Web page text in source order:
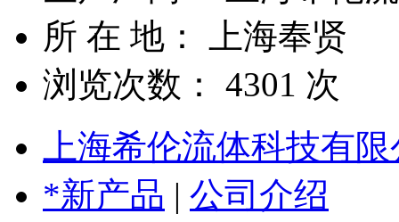
所 在 地： 上海奉贤
浏览次数： 4301 次
上海希伦流体科技有
*新产品 | 公司介绍